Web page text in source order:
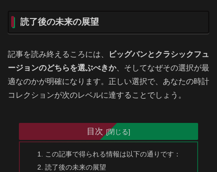
読了後の未来の展望
記事を読み終えるころには、
ビッグバンとクラシックフュ
ージョンのどちらを選ぶべきか、そしてなぜその選択が最
適なのかが明確になります。正しい選択で、あなたの時計
コレクションが次のレベルに達することでしょう。
目次
この記事で得られる情報は以下の通りです：
読了後の未来の展望